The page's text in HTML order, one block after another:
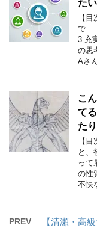
た
【
で……
3 充
の思
Aさ
こ
て
た
【
と、
って
の性
不快
PREV
【清瀬・高